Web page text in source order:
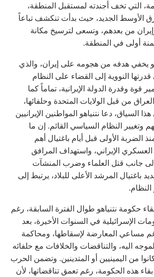
التي تخف أجندته لمستقبل المنطقة،
الأوسط الجديد، حيث بدأت تنكشف تباعاً
من بعدهم، وتسعى لترسيخ مكانة
أولى في المنطقة.
يخفي هدفه من هجومه على إيران، والذي
النووية إلى القضاء على النظام
قوة وقدرة الدولة الإيرانية، تماماً كما
من قبل الولايات المتحدة وحلفائها،
السياق، دعا نتنياهو المواطنين الإيرانيين
وتغيير النظام السياسي القائم. إن ما
الضربة الأولى قبل أيام باغتيال أهم
العسكري الإيراني، واستهداف المرافق
إلى جانب قتل العلماء وضرب المنشآت
باغتيال المرشد الأعلى للبلاد، يرتبط إلى
حكومة نتنياهو طوال الفترة السابقة، رغم
الإسرائيلية في السنوات الأخيرة، بعد
مساعي المعارضة لإسقاطها، ومحاكمة
اليه، والتناقضات والخلافات مع حلفائه
من اليمينيين أو المتدينين. وتضمن الحرب
هذه الحكومة، رغم تعمق تناقضاتها، لأن